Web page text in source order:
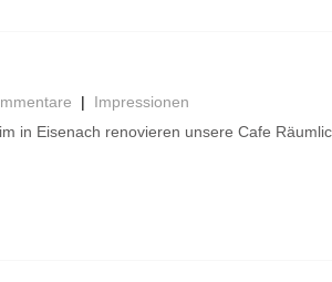
| Impressionen
in Eisenach renovieren unsere Cafe